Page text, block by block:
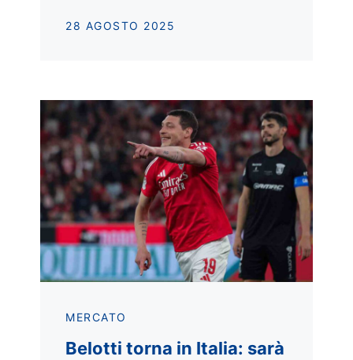
28 AGOSTO 2025
MERCATO
Belotti torna in Italia: sarà